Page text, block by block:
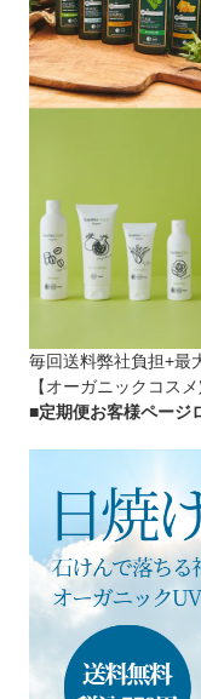
毎回送料弊社負担+最
【オーガニックコスメ
■定期便お客様ページ